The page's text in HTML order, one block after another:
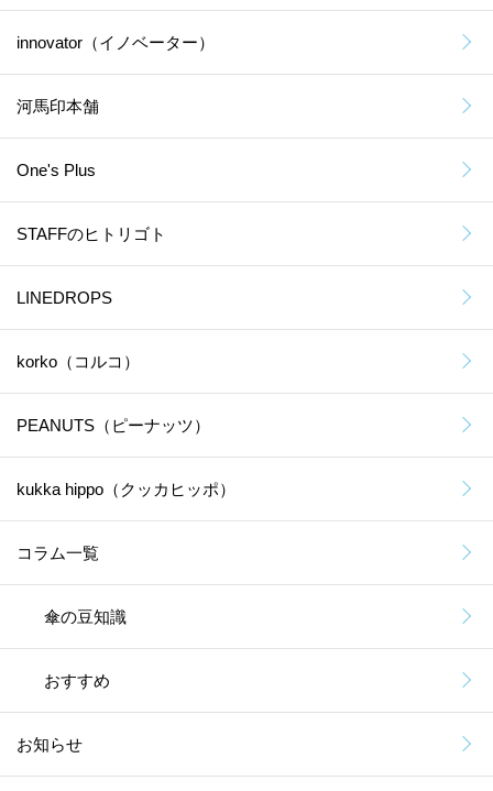
innovator（イノベーター）
河馬印本舗
One's Plus
STAFFのヒトリゴト
LINEDROPS
korko（コルコ）
PEANUTS（ピーナッツ）
kukka hippo（クッカヒッポ）
コラム一覧
傘の豆知識
おすすめ
お知らせ